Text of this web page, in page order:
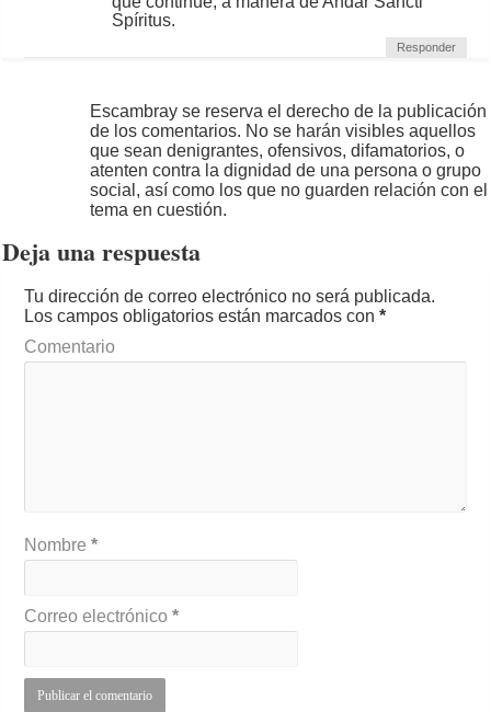
Spíritus.
Responder
Escambray se reserva el derecho de la publicación
de los comentarios. No se harán visibles aquellos
que sean denigrantes, ofensivos, difamatorios, o
atenten contra la dignidad de una persona o grupo
social, así como los que no guarden relación con el
tema en cuestión.
Deja una respuesta
Tu dirección de correo electrónico no será publicada.
Los campos obligatorios están marcados con*
Comentario
Nombre*
Correo electrónico*